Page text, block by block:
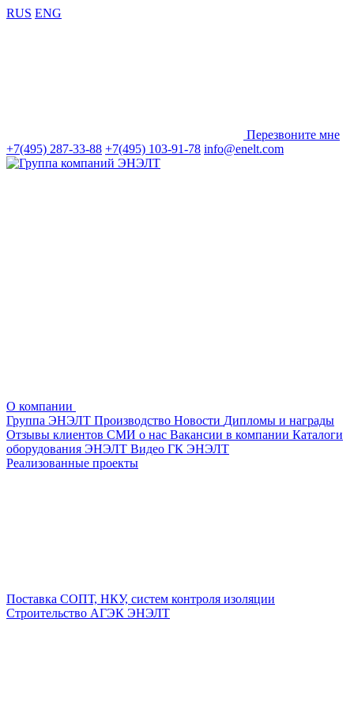
RUS ENG
Перезвоните мне
+7(495) 287-33-88 +7(495) 103-91-78 info@enelt.com
О компании
Группа ЭНЭЛТ Производство Новости Дипломы и награды
Отзывы клиентов СМИ о нас Вакансии в компании Каталоги
оборудования ЭНЭЛТ Видео ГК ЭНЭЛТ
Реализованные проекты
Поставка СОПТ, НКУ, систем контроля изоляции
Строительство АГЭК ЭНЭЛТ